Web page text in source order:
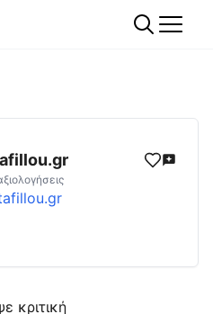
Αξιολογήσεις | Δες
κριτική